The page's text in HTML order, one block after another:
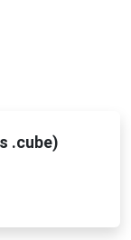
.cube)